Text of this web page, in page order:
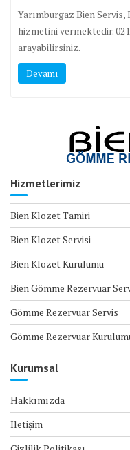
Yarımburgaz Bien Servis,
hizmetini vermektedir.
arayabilirsiniz.
Devamı
Hizmetlerimiz
Bien Klozet Tamiri
Bien Klozet Servisi
Bien Klozet Kurulumu
Bien Gömme Rezervuar
Gömme Rezervuar Servis
Gömme Rezervuar
Kurumsal
Hakkımızda
İletişim